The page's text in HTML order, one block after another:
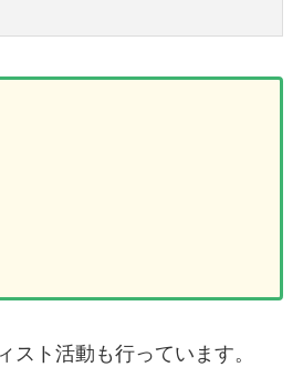
ト活動も行っています。